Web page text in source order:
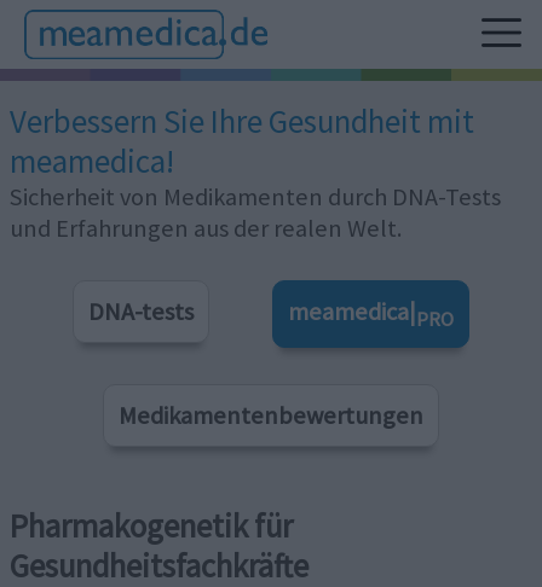
Verbessern Sie Ihre Gesundheit mit
meamedica!
Sicherheit von Medikamenten durch DNA-Tests
und Erfahrungen aus der realen Welt.
DNA-tests meamedica|PRO
Medikamentenbewertungen
Pharmakogenetik für
Gesundheitsfachkräfte